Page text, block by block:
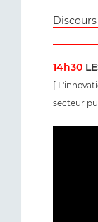
14h30
[
secteur